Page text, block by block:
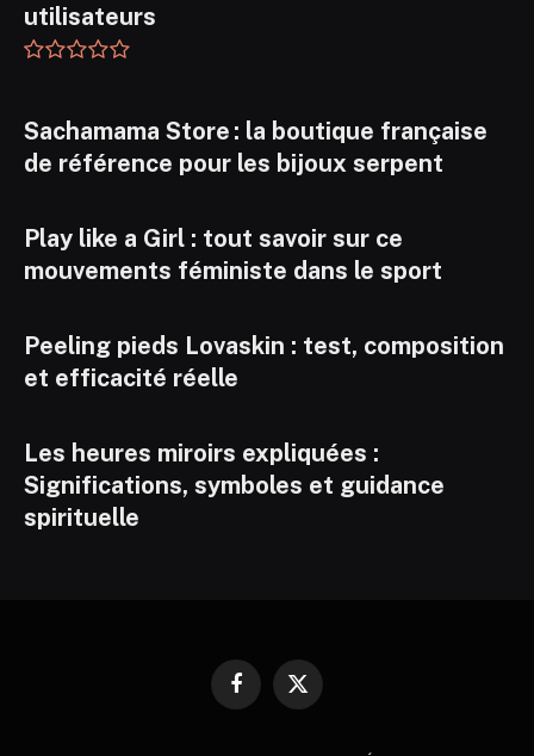
utilisateurs
Sachamama Store : la boutique française
de référence pour les bijoux serpent
Play like a Girl : tout savoir sur ce
mouvements féministe dans le sport
Peeling pieds Lovaskin : test, composition
et efficacité réelle
Les heures miroirs expliquées :
Significations, symboles et guidance
spirituelle
Facebook
X